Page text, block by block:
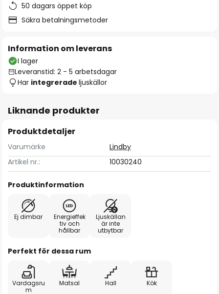
50 dagars öppet köp
Säkra betalningsmetoder
Information om leverans
I lager
Leveranstid: 2 - 5 arbetsdagar
Har integrerade ljuskällor
Liknande produkter
Produktdetaljer
Varumärke
Lindby
Artikel nr.:
10030240
Produktinformation
Ej dimbar
Energieffek
tiv och
hållbar
Ljuskällan
är inte
utbytbar
Perfekt för dessa rum
Vardagsru
m
Matsal Hall Kök